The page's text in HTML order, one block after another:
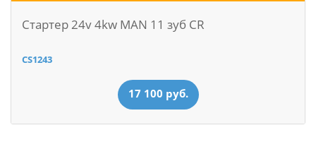
Стартер 24v 4kw MAN 11 зуб CR
CS1243
17 100 руб.